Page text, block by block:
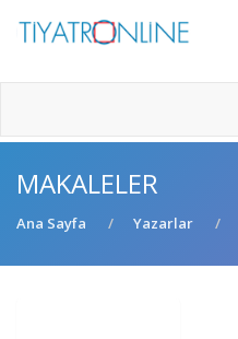
MAKALELER
Ana Sayfa Yazarlar